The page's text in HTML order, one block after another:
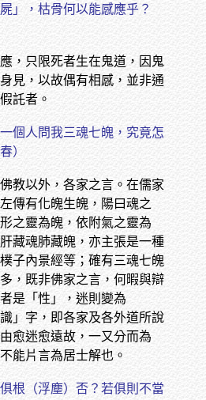
」，枯骨何以能感應乎？
，只限死者生在鬼道，因鬼
見，以故偶有相感，並非通
託者。
個人問我三魂七魄，究竟怎
）
教以外，各家之言。在儒家
傳有化魄生魄，陽曰魂之
之靈為魄，依附氣之靈為
藏魂肺藏魄，亦主張是一種
子內景經等；確有三魂七魄
，既非佛家之言，何暇與辯
是「性」，迷則變為
識」字，即各家及各外道所說
愈迷愈遠故，一又分而為
能片言為居士解也。
根（浮塵）否？若俱則不當